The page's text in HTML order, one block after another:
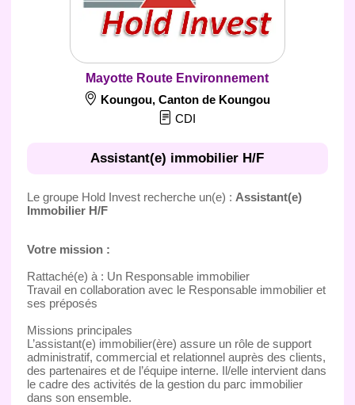
Mayotte Route Environnement
Koungou,Canton de Koungou
CDI
Assistant(e) immobilier H/F
Le groupe Hold Invest recherche un(e) : Assistant(e)
Immobilier H/F
Votre mission :
Rattaché(e) à : Un Responsable immobilier
Travail en collaboration avec le Responsable immobilier et
ses préposés
Missions principales
L’assistant(e) immobilier(ère) assure un rôle de support
administratif, commercial et relationnel auprès des clients,
des partenaires et de l’équipe interne. Il/elle intervient dans
le cadre des activités de la gestion du parc immobilier
dans son ensemble.